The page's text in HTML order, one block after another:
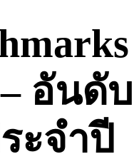
อันดับ
ะจำปี